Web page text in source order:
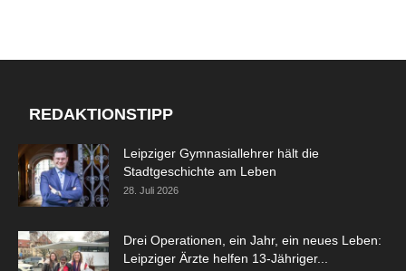
REDAKTIONSTIPP
Leipziger Gymnasiallehrer hält die
Stadtgeschichte am Leben
28. Juli 2026
Drei Operationen, ein Jahr, ein neues Leben:
Leipziger Ärzte helfen 13-Jähriger...